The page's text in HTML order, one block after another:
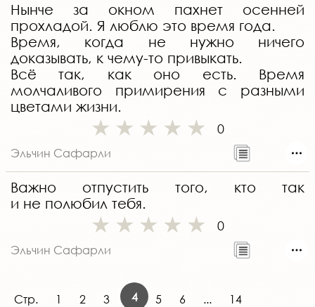
Нынче за окном пахнет осенней
прохладой. Я люблю это время года.
Время, когда не нужно ничего
доказывать, к чему-то привыкать.
Всё так, как оно есть. Время
молчаливого примирения с разными
цветами жизни.
0
Эльчин Сафарли
Важно отпустить того, кто так
и не полюбил тебя.
0
Эльчин Сафарли
Стр. 1 2 3 4 5 6 ... 14